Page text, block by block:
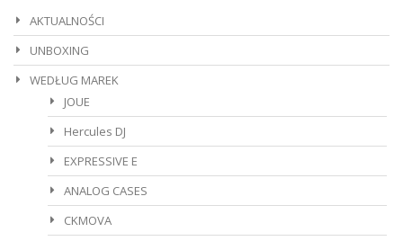
AKTUALNOŚCI
UNBOXING
WEDŁUG MAREK
JOUE
Hercules DJ
EXPRESSIVE E
ANALOG CASES
CKMOVA